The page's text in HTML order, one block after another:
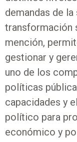
demandas de
transformación
mención,
gestionar y
uno de los
políticas
capacidades y
político para
económico y